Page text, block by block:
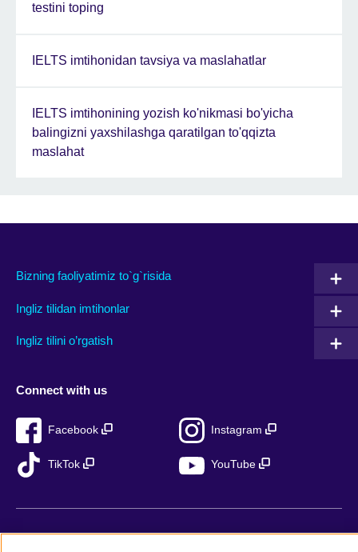
testini toping
IELTS imtihonidan tavsiya va maslahatlar
IELTS imtihonining yozish ko'nikmasi bo'yicha
balingizni yaxshilashga qaratilgan to'qqizta
maslahat
Bizning faoliyatimiz to`g`risida
Ingliz tilidan imtihonlar
Ingliz tilini o’rgatish
Connect with us
Facebook Instagram
TikTok YouTube